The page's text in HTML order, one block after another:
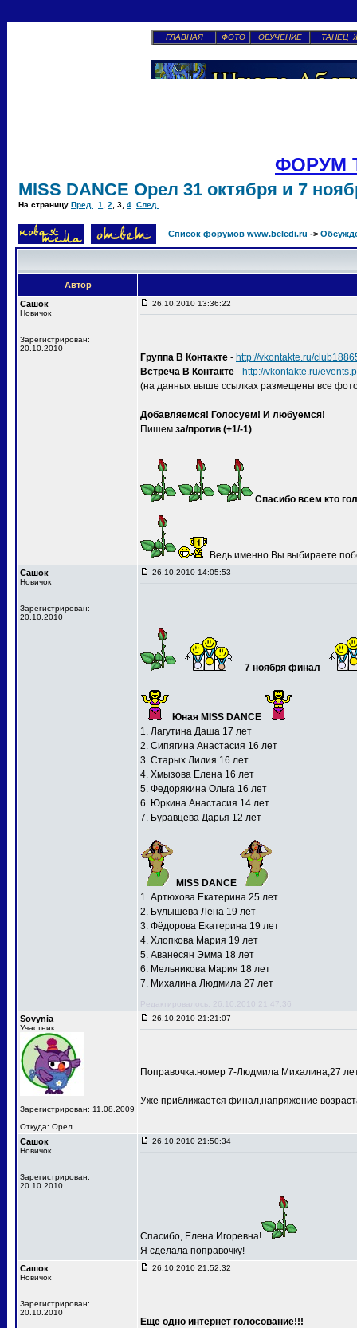
ГЛАВНАЯ ФОТО ОБУЧЕНИЕ ТАНЕЦ
ФОРУМ
MISS DANCE Орел 31 октября и 7
На страницу Пред. 1 2 3 4 След.
Список форумов www.beledi.ru ->
Автор
Сашок
Новичок
Зарегистрирован:
20.10.2010
26.10.2010 13:36:22
Группа В Контакте - http://vkontakte.ru/
Встреча В Контакте - http://vkontakte.ru/
(на данных выше ссылках размещены все
Добавляемся! Голосуем! И любуемся!
Пишем за/против (+1/-1)
Спасибо всем кто
Ведь именно Вы выбираете
Сашок
Новичок
Зарегистрирован:
20.10.2010
26.10.2010 14:05:53
7 ноября финал
Юная MISS DANCE
1. Лагутина Даша 17 лет
2. Сипягина Анастасия 16 лет
3. Старых Лилия 16 лет
4. Хмызова Елена 16 лет
5. Федорякина Ольга 16 лет
6. Юркина Анастасия 14 лет
7. Буравцева Дарья 12 лет
MISS DANCE
1. Артюхова Екатерина 25 лет
2. Булышева Лена 19 лет
3. Фёдорова Екатерина 19 лет
4. Хлопкова Мария 19 лет
5. Аванесян Эмма 18 лет
6. Мельникова Мария 18 лет
7. Михалина Людмила 27 лет
Редактировалось: 26.10.2010 21:47:36
Sovynia
Участник
Зарегистрирован: 11.08.2009
Откуда: Орел
26.10.2010 21:21:07
Поправочка:номер 7-Людмила Михалина,27
Уже приближается финал,напряжение
Сашок
Новичок
Зарегистрирован:
20.10.2010
26.10.2010 21:50:34
Спасибо, Елена Игоревна!
Я сделала поправочку!
Сашок
Новичок
Зарегистрирован:
20.10.2010
26.10.2010 21:52:32
Ещё одно интернет голосование!!!